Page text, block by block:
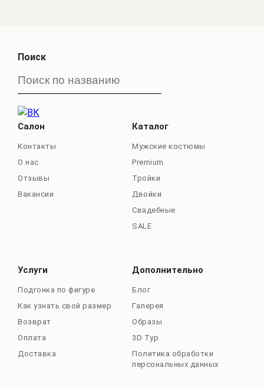
Поиск
Салон
Контакты
О нас
Отзывы
Вакансии
Каталог
Мужские костюмы
Premium
Тройки
Двойки
Свадебные
SALE
Услуги
Подгонка по фигуре
Как узнать свой размер
Возврат
Оплата
Доставка
Дополнительно
Блог
Галерея
Образы
3D Тур
Политика обработки
персональных данных